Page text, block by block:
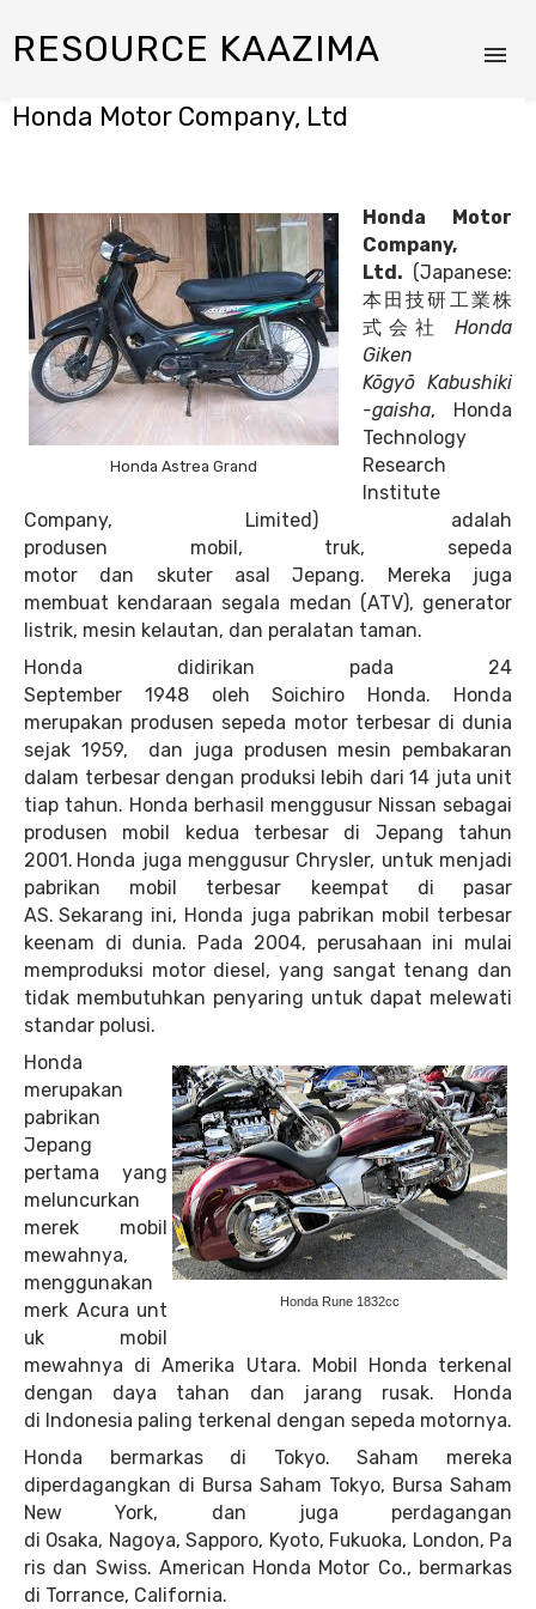
RESOURCE KAAZIMA
Honda Motor Company, Ltd
Honda Astrea Grand
Honda Motor
Company,
Ltd. (Japanese:
本田技研工業株
式会社
Honda
Giken
Kōgyō Kabushiki
-gaisha, Honda
Technology
Research
Institute
Company, Limited) adalah
produsen mobil, truk, sepeda
motor dan skuter asal Jepang. Mereka juga
membuat kendaraan segala medan (ATV), generator
listrik, mesin kelautan, dan peralatan taman.
Honda didirikan pada 24
September 1948 oleh Soichiro Honda. Honda
merupakan produsen sepeda motor terbesar di dunia
sejak 1959,
dan juga produsen mesin pembakaran
dalam terbesar dengan produksi lebih dari 14 juta unit
tiap tahun. Honda berhasil menggusur Nissan sebagai
produsen mobil kedua terbesar di Jepang tahun
2001. Honda juga menggusur Chrysler, untuk menjadi
pabrikan mobil terbesar keempat di pasar
AS. Sekarang ini, Honda juga pabrikan mobil terbesar
keenam di dunia. Pada 2004, perusahaan ini mulai
memproduksi motor diesel , yang sangat tenang dan
tidak membutuhkan penyaring untuk dapat melewati
standar polusi.
Honda Rune 1832cc
Honda
merupakan
pabrikan
Jepang
pertama yang
meluncurkan
merek mobil
mewahnya,
menggunakan
merk Acura unt
uk mobil
mewahnya di Amerika Utara. Mobil Honda terkenal
dengan daya tahan dan jarang rusak. Honda
di Indonesia paling terkenal dengan sepeda motornya.
Honda bermarkas di Tokyo. Saham mereka
diperdagangkan di Bursa Saham Tokyo, Bursa Saham
New York, dan juga perdagangan
di Osaka, Nagoya, Sapporo, Kyoto, Fukuoka, London, Pa
ris dan Swiss. American Honda Motor Co., bermarkas
di Torrance, California.